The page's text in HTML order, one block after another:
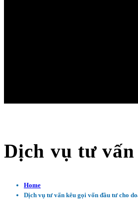
Dịch vụ tư
Home
Dịch vụ tư vấn kêu gọi vốn đầu tư cho